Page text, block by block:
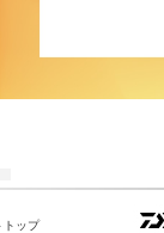
トップ